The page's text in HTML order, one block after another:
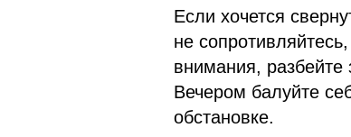
Если хочется
не
внимания, разбейте
Вечером балуйте
обстановке.